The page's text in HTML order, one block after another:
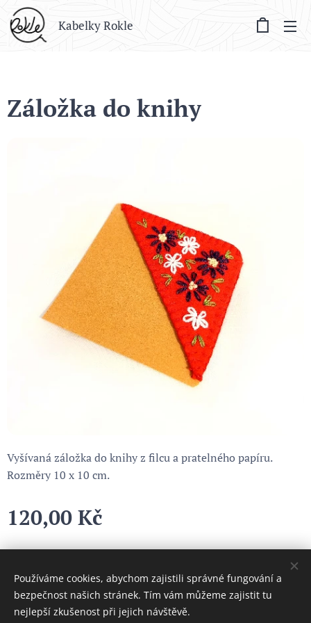
Kabelky Rokle
Záložka do knihy
Vyšívaná záložka do knihy z filcu a pratelného papíru.
Rozměry 10 x 10 cm.
120,00 Kč
Cookies
Používáme cookies, abychom zajistili správné fungování a
bezpečnost našich stránek. Tím vám můžeme zajistit tu
nejlepší zkušenost při jejich návštěvě.